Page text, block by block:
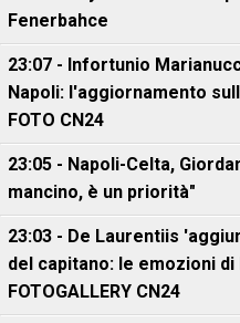
Fenerbahce
23:07 - Infortunio
Napoli: l'aggiornamento
FOTO CN24
23:05 - Napoli-Celta,
mancino, è un priorità"
23:03 - De Laurentiis
del capitano: le emozioni di
FOTOGALLERY CN24